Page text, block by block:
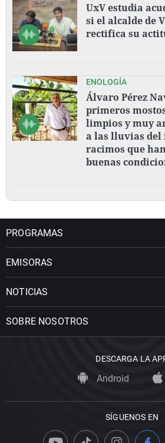
UxV estudia
si el alcalde de
rectifica su
ENOLOGÍA
Álvaro Pérez
primeros
limpios y muy
a las lluvias del
racimos que
buenas
PROGRAMAS
EMISORAS
NOTICIAS
SOBRE NOSOTROS
DESCARGA LA
Android
SÍGUENOS EN